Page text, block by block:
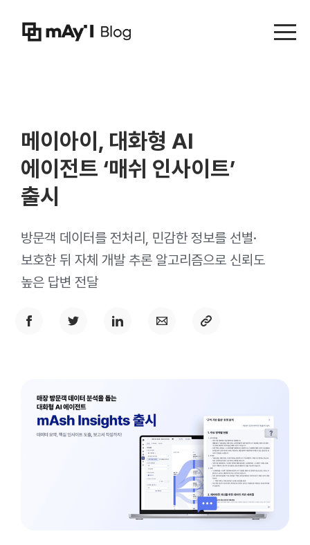
Menu
메이아이, 대화형 AI
에이전트 ‘매쉬 인사이트’
출시
방문객 데이터를 전처리, 민감한 정보를 선별·
보호한 뒤 자체 개발 추론 알고리즘으로 신뢰도
높은 답변 전달